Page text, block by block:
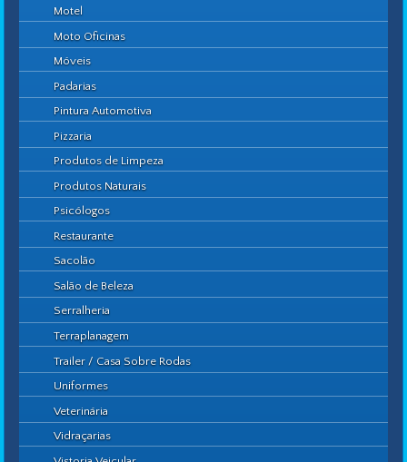
Motel
Moto Oficinas
Móveis
Padarias
Pintura Automotiva
Pizzaria
Produtos de Limpeza
Produtos Naturais
Psicólogos
Restaurante
Sacolão
Salão de Beleza
Serralheria
Terraplanagem
Trailer / Casa Sobre Rodas
Uniformes
Veterinária
Vidraçarias